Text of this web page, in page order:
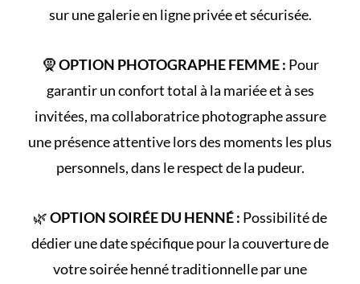
sur une galerie en ligne privée et sécurisée.
🧕OPTION PHOTOGRAPHE FEMME : Pour
garantir un confort total à la mariée et à ses
invitées, ma collaboratrice photographe assure
une présence attentive lors des moments les plus
personnels, dans le respect de la pudeur.
🌿OPTION SOIRÉE DU HENNÉ : Possibilité de
dédier une date spécifique pour la couverture de
votresoirée hennétraditionnelle par une